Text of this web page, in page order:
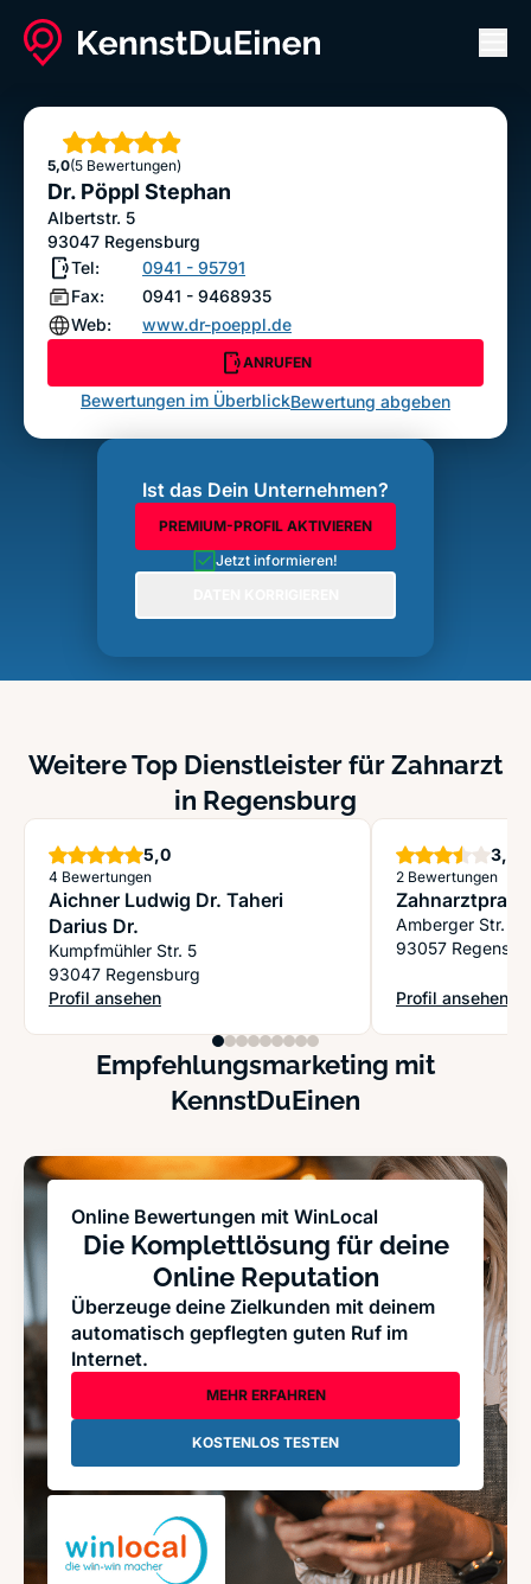
Dr. Pöppl Stephan
5,0
Sterne
(5 Bewertungen)
Dr. Pöppl Stephan
Albertstr. 5
93047 Regensburg
Tel:
0941 - 95791
Fax:
0941 - 9468935
Web:
www.dr-poeppl.de
ANRUFEN
Bewertungen im ÜberblickBewertung abgeben
Ist das Dein Unternehmen?
PREMIUM-PROFIL AKTIVIEREN
Jetzt informieren!
Weitere Top Dienstleister für Zahnarzt
in Regensburg
5,0Sterne
4 Bewertungen
Aichner Ludwig Dr. Taheri
Darius Dr.
Kumpfmühler Str. 5
93047 Regensburg
Profil ansehen
: Aichner Ludwig Dr. Taheri Darius Dr.
3,5
2 Bewertungen
Amberger Str.
93057
Profil ansehen
: Zahnarztpraxis
Empfehlungsmarketing mit
KennstDuEinen
Online Bewertungen mit WinLocal
Die Komplettlösung für deine
Online Reputation
Überzeuge deine Zielkunden mit deinem
automatisch gepflegten guten Ruf im
Internet.
MEHR ERFAHREN
KOSTENLOS TESTEN